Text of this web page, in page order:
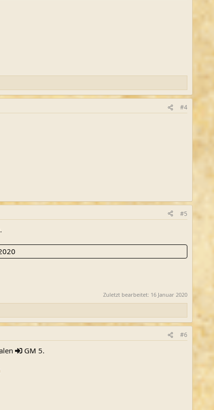
#4
#5
Zuletzt bearbeitet: 16 Januar 2020
#6
GM 5.